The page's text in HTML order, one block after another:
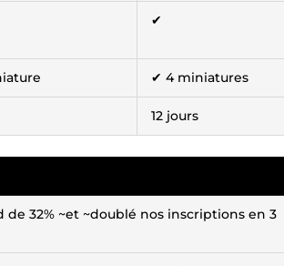
✔
✔ 4 miniatures
12 jours
de 32% ~et ~doublé nos inscriptions en 3